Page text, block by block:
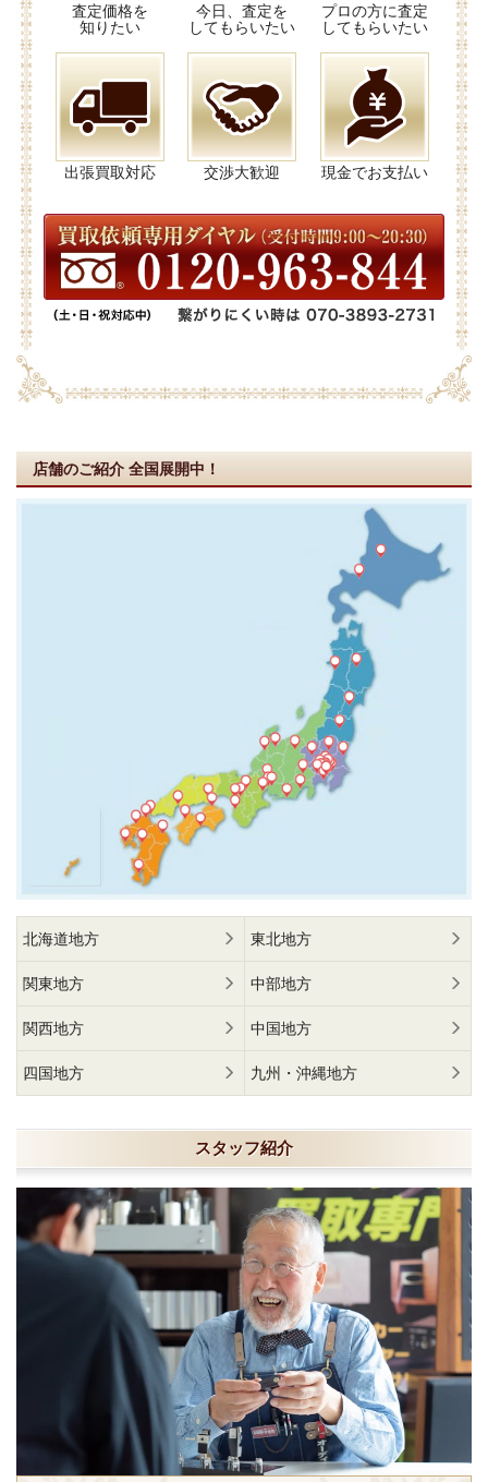
査定価格を
知りたい
今日、査定を
してもらいたい
プロの方に査定
してもらいたい
出張買取対応 交渉大歓迎 現金でお支払い
店舗のご紹介 全国展開中！
北海道地方 東北地方
関東地方 中部地方
関西地方 中国地方
四国地方 九州・沖縄地方
スタッフ紹介